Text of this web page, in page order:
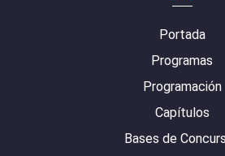
Portada
Programas
Programación
Capítulos
Bases de